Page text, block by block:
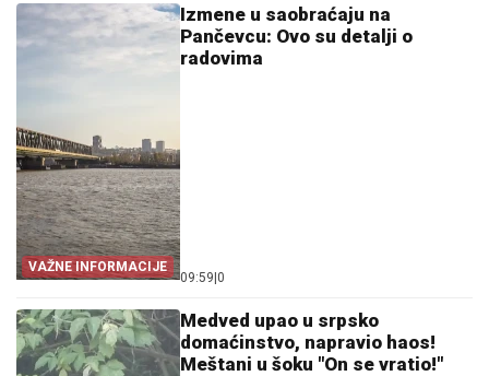
VAŽNE INFORMACIJE
Izmene u saobraćaju na
Pančevcu: Ovo su detalji o
radovima
09:59 0
Medved upao u srpsko
domaćinstvo, napravio haos!
Meštani u šoku "On se vratio!"